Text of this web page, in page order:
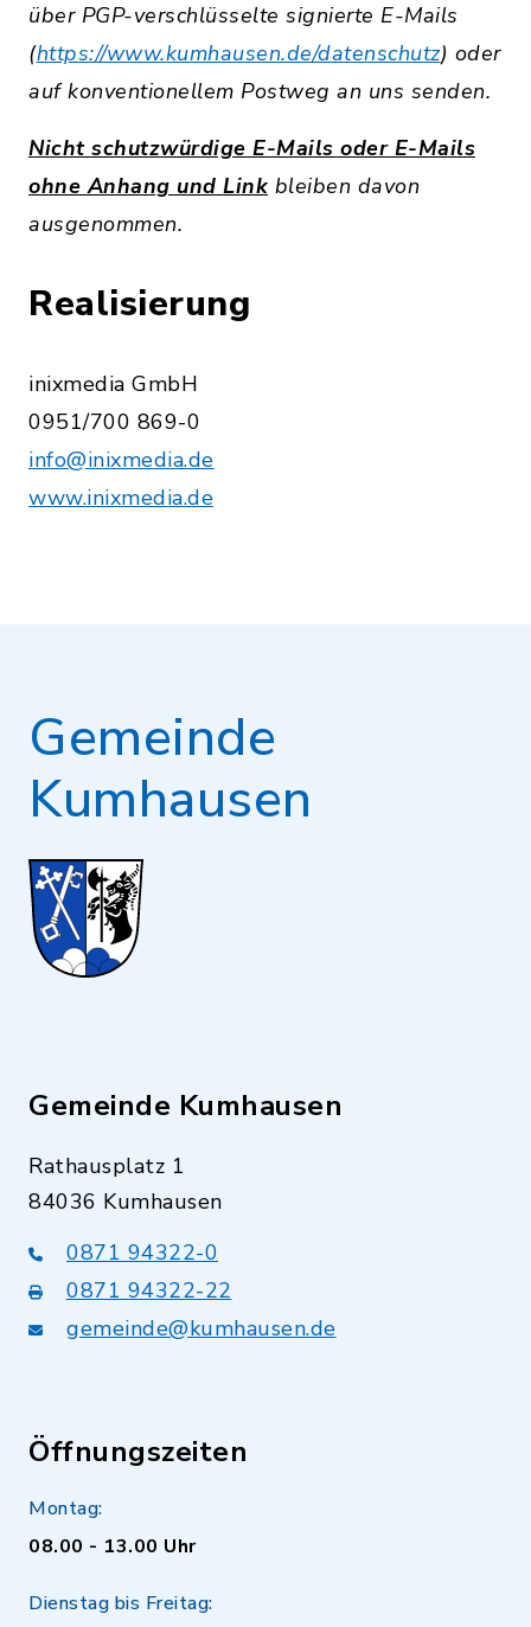
über PGP-verschlüsselte signierte E-Mails
(https://www.kumhausen.de/datenschutz) oder
auf konventionellem Postweg an uns senden.
Nicht schutzwürdige E-Mails oder E-Mails
ohne Anhang und Link bleiben davon
ausgenommen.
Realisierung
inixmedia GmbH
0951/700 869-0
info@inixmedia.de
www.inixmedia.de
Gemeinde
Kumhausen
Gemeinde Kumhausen
Rathausplatz 1
84036 Kumhausen
0871 94322-0
0871 94322-22
gemeinde@kumhausen.de
Öffnungszeiten
Montag:
08.00 - 13.00 Uhr
Dienstag bis Freitag: